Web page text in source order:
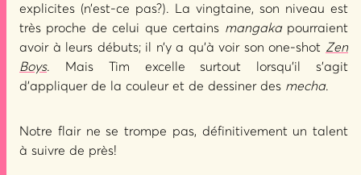
explicites (n’est-ce pas?). La vingtaine, son niveau est
très proche de celui que certains mangakapourraient
avoir à leurs débuts; il n’y a qu’à voir son one-shot Zen
Boys. Mais Tim excelle surtout lorsqu’il s’agit
d’appliquer de la couleur et de dessiner des mecha.
Notre flair ne se trompe pas, définitivement un talent
à suivre de près!